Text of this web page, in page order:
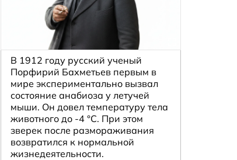
В 1912 году русский ученый
Порфирий Бахметьев первым в
мире экспериментально вызвал
состояние анабиоза у летучей
мыши. Он довел температуру тела
животного до -4 °C. При этом
зверек после размораживания
возвратился к нормальной
жизнедеятельности.